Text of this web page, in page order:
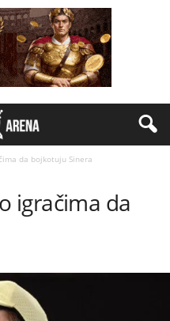
da bojkotuju Sinera
igračima da